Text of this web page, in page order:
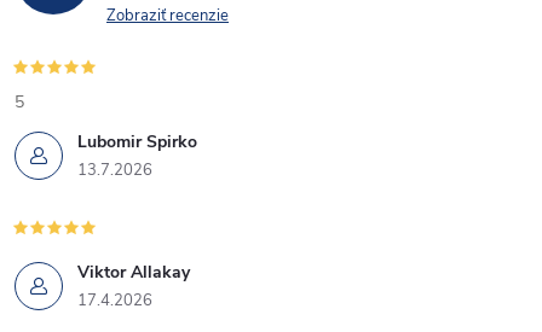
Zobraziť recenzie
Lubomir Spirko
13.7.2026
5
Viktor Allakay
17.4.2026